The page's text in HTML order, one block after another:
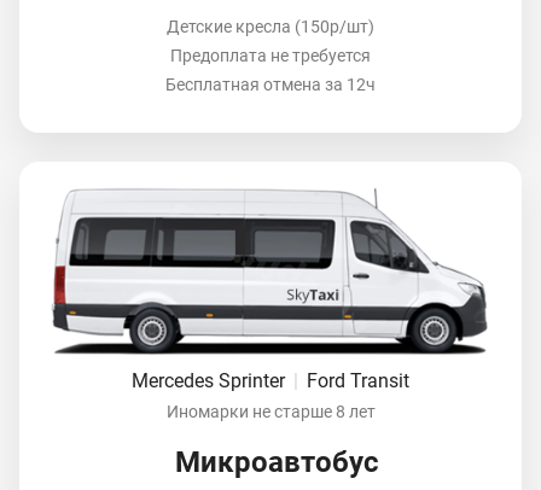
Детские кресла (150р/шт)
Предоплата не требуется
Бесплатная отмена за 12ч
Mercedes Sprinter | Ford Transit
Иномарки не старше 8 лет
Микроавтобус